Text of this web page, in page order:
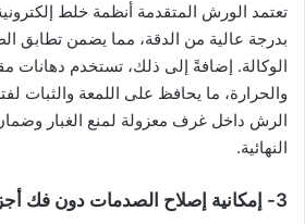
تعتمد الورش المتقدمة أنظمة خلط
بدرجة عالية من الدقة، مما يضمن تطابق
الوكالة. إضافةً إلى ذلك، تستخدم دهانات
والحرارة، ما يحافظ على اللمعة والثبات
الرش داخل غرف معزولة لمنع الغبار
النهائية.
3- إمكانية إصلاح الصدمات دون فك أجزاء السيارة